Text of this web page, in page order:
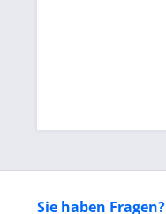
Sie haben Fragen?